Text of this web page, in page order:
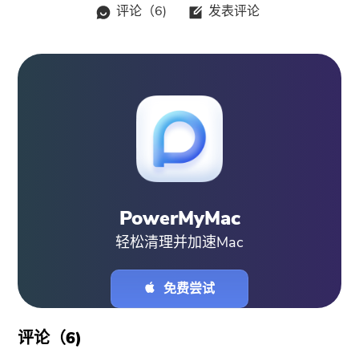
评论（6) 发表评论
PowerMyMac
轻松清理并加速Mac
免费尝试
评论（6)